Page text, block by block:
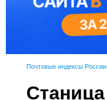
Почтовые индексы